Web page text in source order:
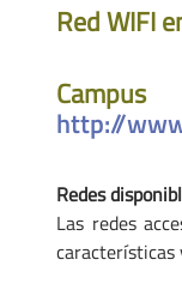
Red WIFI
http://
Redes
Las redes
características